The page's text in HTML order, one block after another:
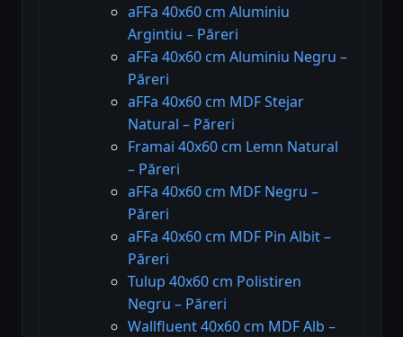
aFFa 40x60 cm Aluminiu
Argintiu – Păreri
aFFa 40x60 cm Aluminiu Negru –
Păreri
aFFa 40x60 cm MDF Stejar
Natural – Păreri
Framai 40x60 cm Lemn Natural
– Păreri
aFFa 40x60 cm MDF Negru –
Păreri
aFFa 40x60 cm MDF Pin Albit –
Păreri
Tulup 40x60 cm Polistiren
Negru – Păreri
Wallfluent 40x60 cm MDF Alb –